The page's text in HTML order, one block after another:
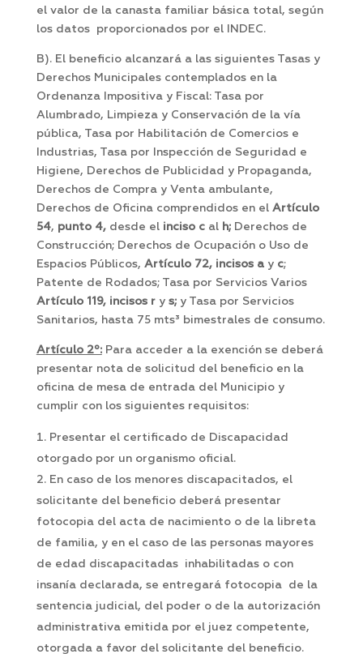
el valor de la canasta familiar básica total, según
los datos proporcionados por el INDEC.
B). El beneficio alcanzará a las siguientes Tasas y
Derechos Municipales contemplados en la
Ordenanza Impositiva y Fiscal: Tasa por
Alumbrado, Limpieza y Conservación de la vía
pública, Tasa por Habilitación de Comercios e
Industrias, Tasa por Inspección de Seguridad e
Higiene, Derechos de Publicidad y Propaganda,
Derechos de Compra y Venta ambulante,
Derechos de Oficina comprendidos en el Artículo
54, punto 4,desde el inciso c alh; Derechos de
Construcción; Derechos de Ocupación o Uso de
Espacios Públicos, Artículo 72, incisos a yc;
Patente de Rodados; Tasa por Servicios Varios
Artículo 119, incisos r ys;y Tasa por Servicios
Sanitarios, hasta 75 mts³ bimestrales de consumo.
Artículo 2º:Para acceder a la exención se deberá
presentar nota de solicitud del beneficio en la
oficina de mesa de entrada del Municipio y
cumplir con los siguientes requisitos:
Presentar el certificado de Discapacidad
otorgado por un organismo oficial.
En caso de los menores discapacitados, el
solicitante del beneficio deberá presentar
fotocopia del acta de nacimiento o de la libreta
de familia, y en el caso de las personas mayores
de edad discapacitadas inhabilitadas o con
insanía declarada, se entregará fotocopia de la
sentencia judicial, del poder o de la autorización
administrativa emitida por el juez competente,
otorgada a favor del solicitante del beneficio.